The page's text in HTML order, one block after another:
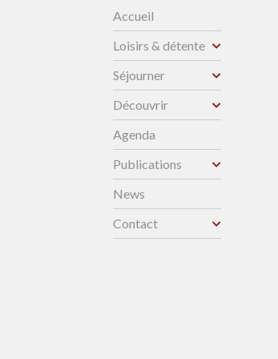
Accueil
Loisirs & détente
Séjourner
Découvrir
Agenda
Publications
News
Contact